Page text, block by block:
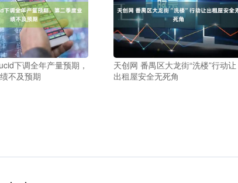
下调全年产量预期，
不及预期
天创网 番禺区大龙街“洗楼”行动让
出租屋安全无死角